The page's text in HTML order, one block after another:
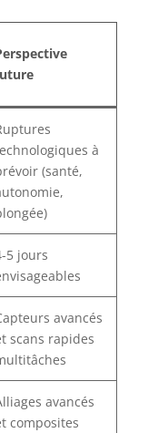
à
(santé,
5 jours
avancés
scans rapides
avancés
composites